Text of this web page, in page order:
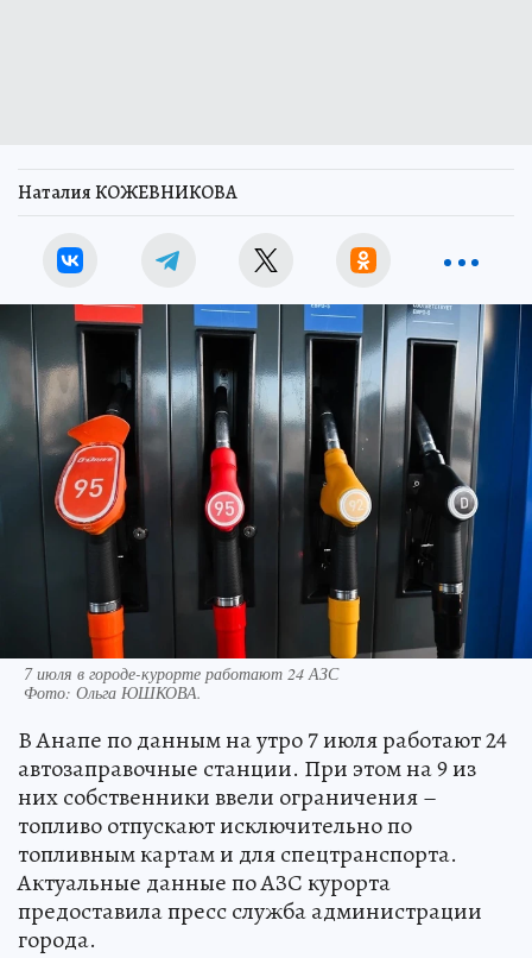
Наталия КОЖЕВНИКОВА
7 июля в городе-курорте работают 24 АЗС
Фото: Ольга ЮШКОВА.
В Анапе по данным на утро 7 июля работают 24
автозаправочные станции. При этом на 9 из
них собственники ввели ограничения –
топливо отпускают исключительно по
топливным картам и для спецтранспорта.
Актуальные данные по АЗС курорта
предоставила пресс служба администрации
города.